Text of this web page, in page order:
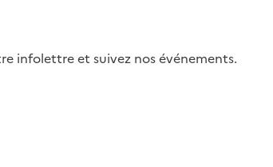
infolettre et suivez nos événements.